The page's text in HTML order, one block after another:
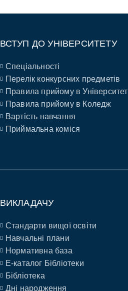
ВСТУП ДО УНІВЕРСИТЕТУ
Спеціальності
Перелік конкурсних предметів
Правила прийому в Університет
Правила прийому в Коледж
Вартість навчання
Приймальна коміся
ВИКЛАДАЧУ
Стандарти вищої освіти
Навчальні плани
Нормативна база
E-каталог Бібліотеки
Бібліотека
Дні народження